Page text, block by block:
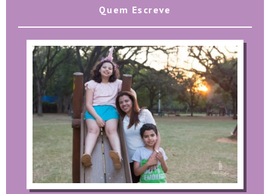
Quem Escreve